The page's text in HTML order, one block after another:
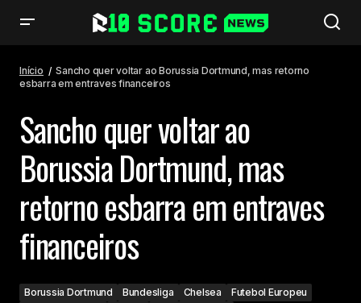
entraves financeiros
Início
Sancho quer voltar ao Borussia Dortmund, mas retorno
esbarra em entraves financeiros
Sancho quer voltar ao
Borussia Dortmund, mas
retorno esbarra em entraves
financeiros
Borussia Dortmund Bundesliga Chelsea
Futebol Europeu